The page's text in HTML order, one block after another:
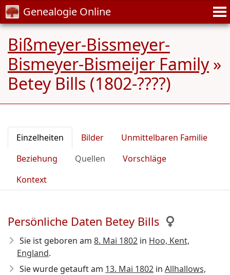
Genealogie Online
Bißmeyer-Bissmeyer-
Bismeyer-Bismeijer Family»
Betey Bills (1802-????)
Einzelheiten Bilder
Unmittelbaren Familie
Beziehung
Quellen
Vorschläge
Kontext
Persönliche Daten Betey Bills
Sie ist geboren am 8. Mai 1802 in Hoo, Kent,
England.
Sie wurde getauft am 13. Mai 1802 in Allhallows,